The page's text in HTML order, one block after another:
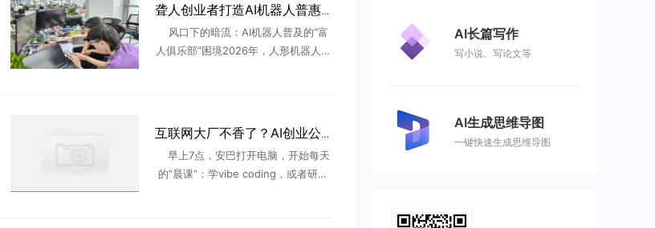
AI长篇写作
写小说、写论文等
AI生成思维导图
一键快速生成思维导图
聋人创业者打造AI机器人普惠平台，欲破解产业痛点
风口下的暗流：AI机器人普及的“富
人俱乐部”困境2026年，人形机器人赛
互联网大厂不香了？AI创业公司正在“吸走”年轻人
早上7点，安巴打开电脑，开始每天
的“晨课”：学vibe coding，或者研究